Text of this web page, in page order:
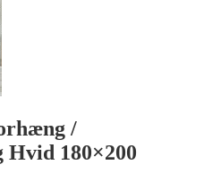
/
180×200